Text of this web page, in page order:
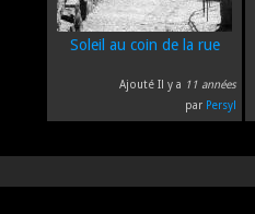
Soleil au coin de la rue
Ajouté Il y a 11 années
par Persyl